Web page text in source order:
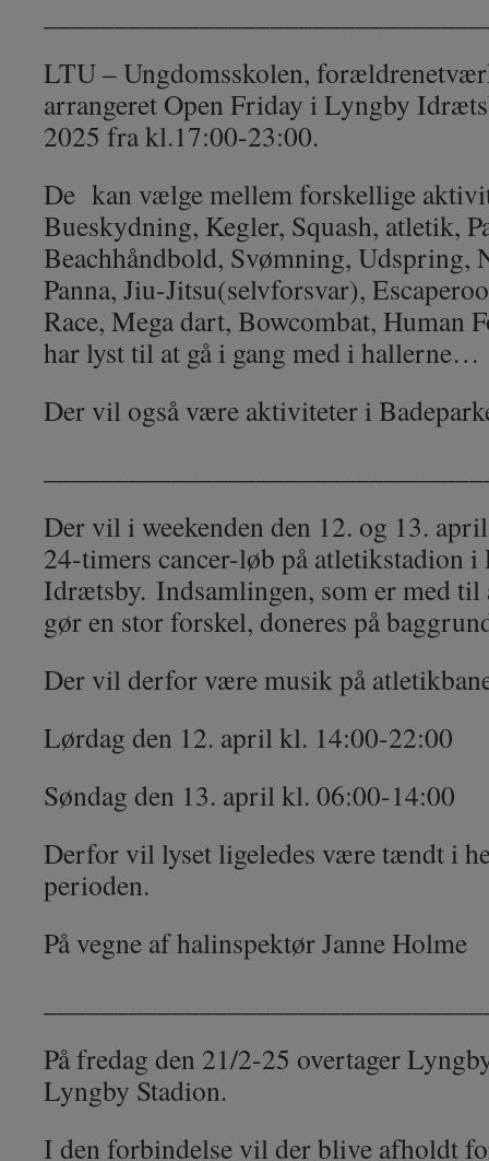
LTU – Ungdomsskolen,
arrangeret Open Friday i Lyngby
2025 fra kl.17:00-23:00.
De kan vælge mellem forskellige
Bueskydning, Kegler, Squash, atletik,
Beachhåndbold, Svømning, Udspring,
Panna, Jiu-Jitsu(selvforsvar),
Race, Mega dart, Bowcombat, Human
har lyst til at gå i gang med i hallerne…
Der vil også være aktiviteter i
Der vil i weekenden den 12. og 13.
24-timers cancer-løb på atletikstadion
Idrætsby. Indsamlingen, som er med til
gør en stor forskel, doneres på
Der vil derfor være musik på
Lørdag den 12. april kl. 14:00-22:00
Søndag den 13. april kl. 06:00-14:00
Derfor vil lyset ligeledes være tændt i
perioden.
På vegne af halinspektør Janne Holme
På fredag den 21/2-25 overtager
Lyngby Stadion.
I den forbindelse vil der blive afholdt